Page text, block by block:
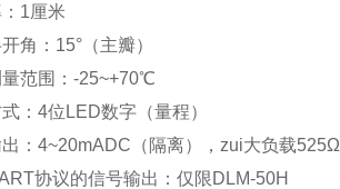
1厘米
角：15°（主瓣）
范围：-25~+70℃
：4位LED数字（量程）
：4~20mADC（隔离），zui大负载525Ω
协议的信号输出：仅限DLM-50H